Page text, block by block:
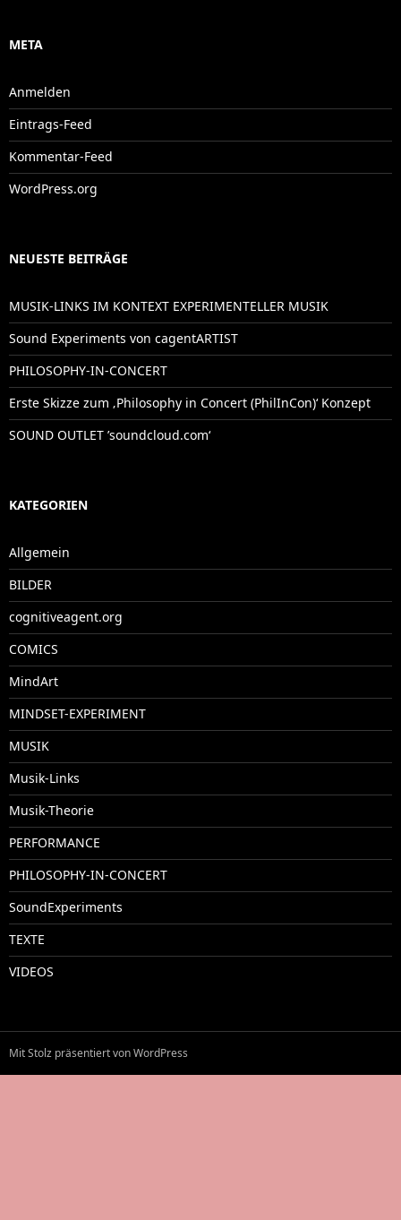
META
Anmelden
Eintrags-Feed
Kommentar-Feed
WordPress.org
NEUESTE BEITRÄGE
MUSIK-LINKS IM KONTEXT EXPERIMENTELLER MUSIK
Sound Experiments von cagentARTIST
PHILOSOPHY-IN-CONCERT
Erste Skizze zum ‚Philosophy in Concert (PhilInCon)‘ Konzept
SOUND OUTLET ’soundcloud.com‘
KATEGORIEN
Allgemein
BILDER
cognitiveagent.org
COMICS
MindArt
MINDSET-EXPERIMENT
MUSIK
Musik-Links
Musik-Theorie
PERFORMANCE
PHILOSOPHY-IN-CONCERT
SoundExperiments
TEXTE
VIDEOS
Mit Stolz präsentiert von WordPress